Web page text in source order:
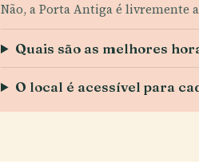
Não, a Porta Antiga é livremente
Quais são as melhores
O local é acessível para